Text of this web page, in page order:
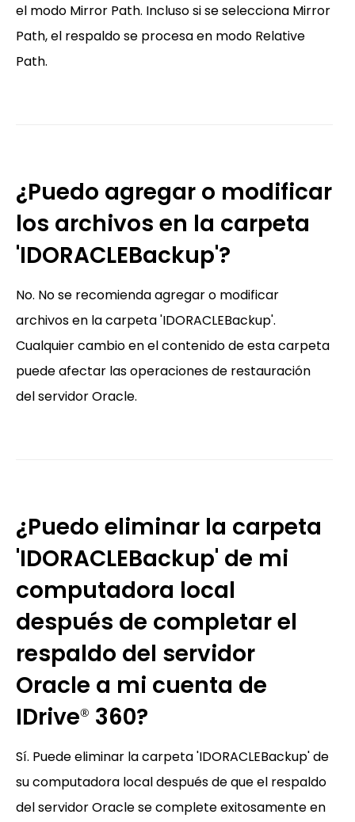
el modo Mirror Path. Incluso si se selecciona Mirror
Path, el respaldo se procesa en modo Relative
Path.
¿Puedo agregar o modificar
los archivos en la carpeta
'IDORACLEBackup'?
No. No se recomienda agregar o modificar
archivos en la carpeta 'IDORACLEBackup'.
Cualquier cambio en el contenido de esta carpeta
puede afectar las operaciones de restauración
del servidor Oracle.
¿Puedo eliminar la carpeta
'IDORACLEBackup' de mi
computadora local
después de completar el
respaldo del servidor
Oracle a mi cuenta de
IDrive® 360?
Sí. Puede eliminar la carpeta 'IDORACLEBackup' de
su computadora local después de que el respaldo
del servidor Oracle se complete exitosamente en